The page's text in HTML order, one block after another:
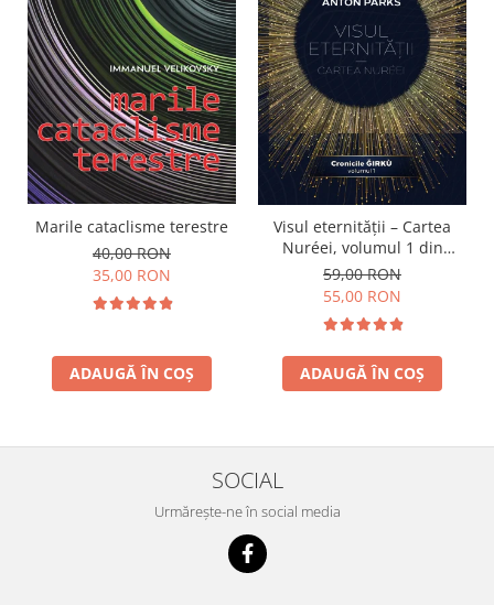
Marile cataclisme terestre
40,00 RON
35,00 RON
ADAUGĂ ÎN COȘ
Visul eternității – Cartea
Nuréei, volumul 1 din
Cronicile Ǧírkù
59,00 RON
55,00 RON
ADAUGĂ ÎN COȘ
SOCIAL
Urmărește-ne în social media